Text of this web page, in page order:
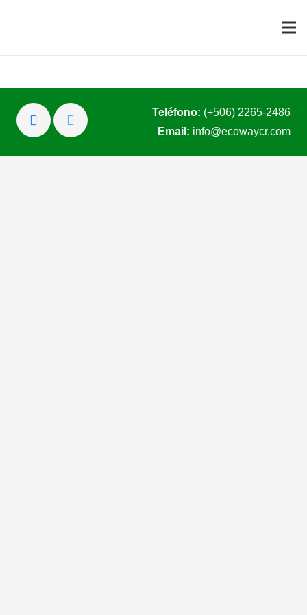
Teléfono: (+506) 2265-2486
Email: info@ecowaycr.com